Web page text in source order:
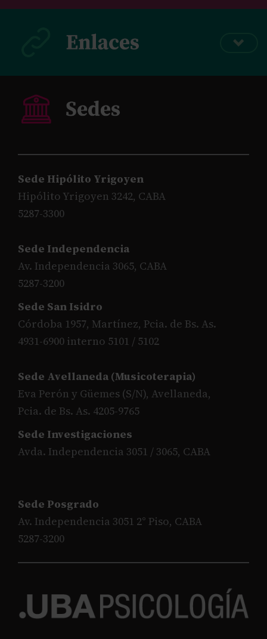
Sede Hipólito Yrigoyen
Hipólito Yrigoyen 3242, CABA
5287-3300
Sede Independencia
Av. Independencia 3065, CABA
5287-3200
Sede San Isidro
Córdoba 1957, Martínez, Pcia. de Bs. As.
4931-6900 interno 5101 / 5102
Sede Avellaneda (Musicoterapia)
Eva Perón y Güemes (S/N), Avellaneda,
Pcia. de Bs. As. 4205-9765
Sede Investigaciones
Avda. Independencia 3051 / 3065, CABA
Sede Posgrado
Av. Independencia 3051 2° Piso, CABA
5287-3200